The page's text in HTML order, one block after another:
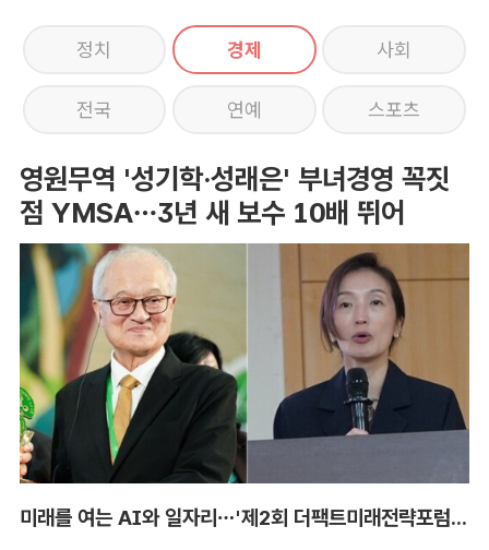
정치 경제 사회
전국 연예 스포츠
영원무역 '성기학·성래은' 부녀경영 꼭짓
점 YMSA…3년 새 보수 10배 뛰어
미래를 여는 AI와 일자리…'제2회 더팩트미래전략포럼' 참가 신청